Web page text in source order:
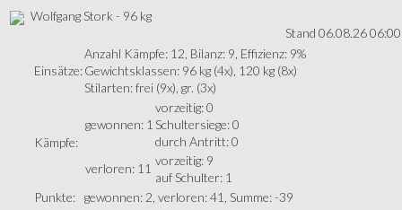
Wolfgang Stork - 96 kg
Stand 06.08.26 06:00
Einsätze:
Anzahl Kämpfe: 12, Bilanz: 9, Effizienz: 9%
Gewichtsklassen: 96 kg (4x), 120 kg (8x)
Stilarten: frei (9x), gr. (3x)
Kämpfe:
gewonnen: 1
vorzeitig: 0
Schultersiege: 0
durch Antritt: 0
verloren: 11
vorzeitig: 9
auf Schulter: 1
Punkte: gewonnen: 2, verloren: 41, Summe: -39